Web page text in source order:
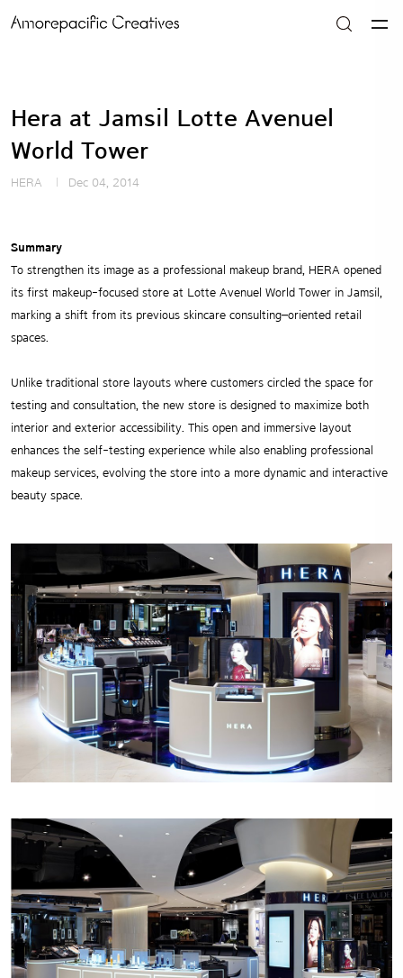
Hera at Jamsil Lotte Avenuel
World Tower
HERA Dec 04, 2014
Summary
To strengthen its image as a professional makeup brand, HERA opened
its first makeup-focused store at Lotte Avenuel World Tower in Jamsil,
marking a shift from its previous skincare consulting–oriented retail
spaces.
Unlike traditional store layouts where customers circled the space for
testing and consultation, the new store is designed to maximize both
interior and exterior accessibility. This open and immersive layout
enhances the self-testing experience while also enabling professional
makeup services, evolving the store into a more dynamic and interactive
beauty space.